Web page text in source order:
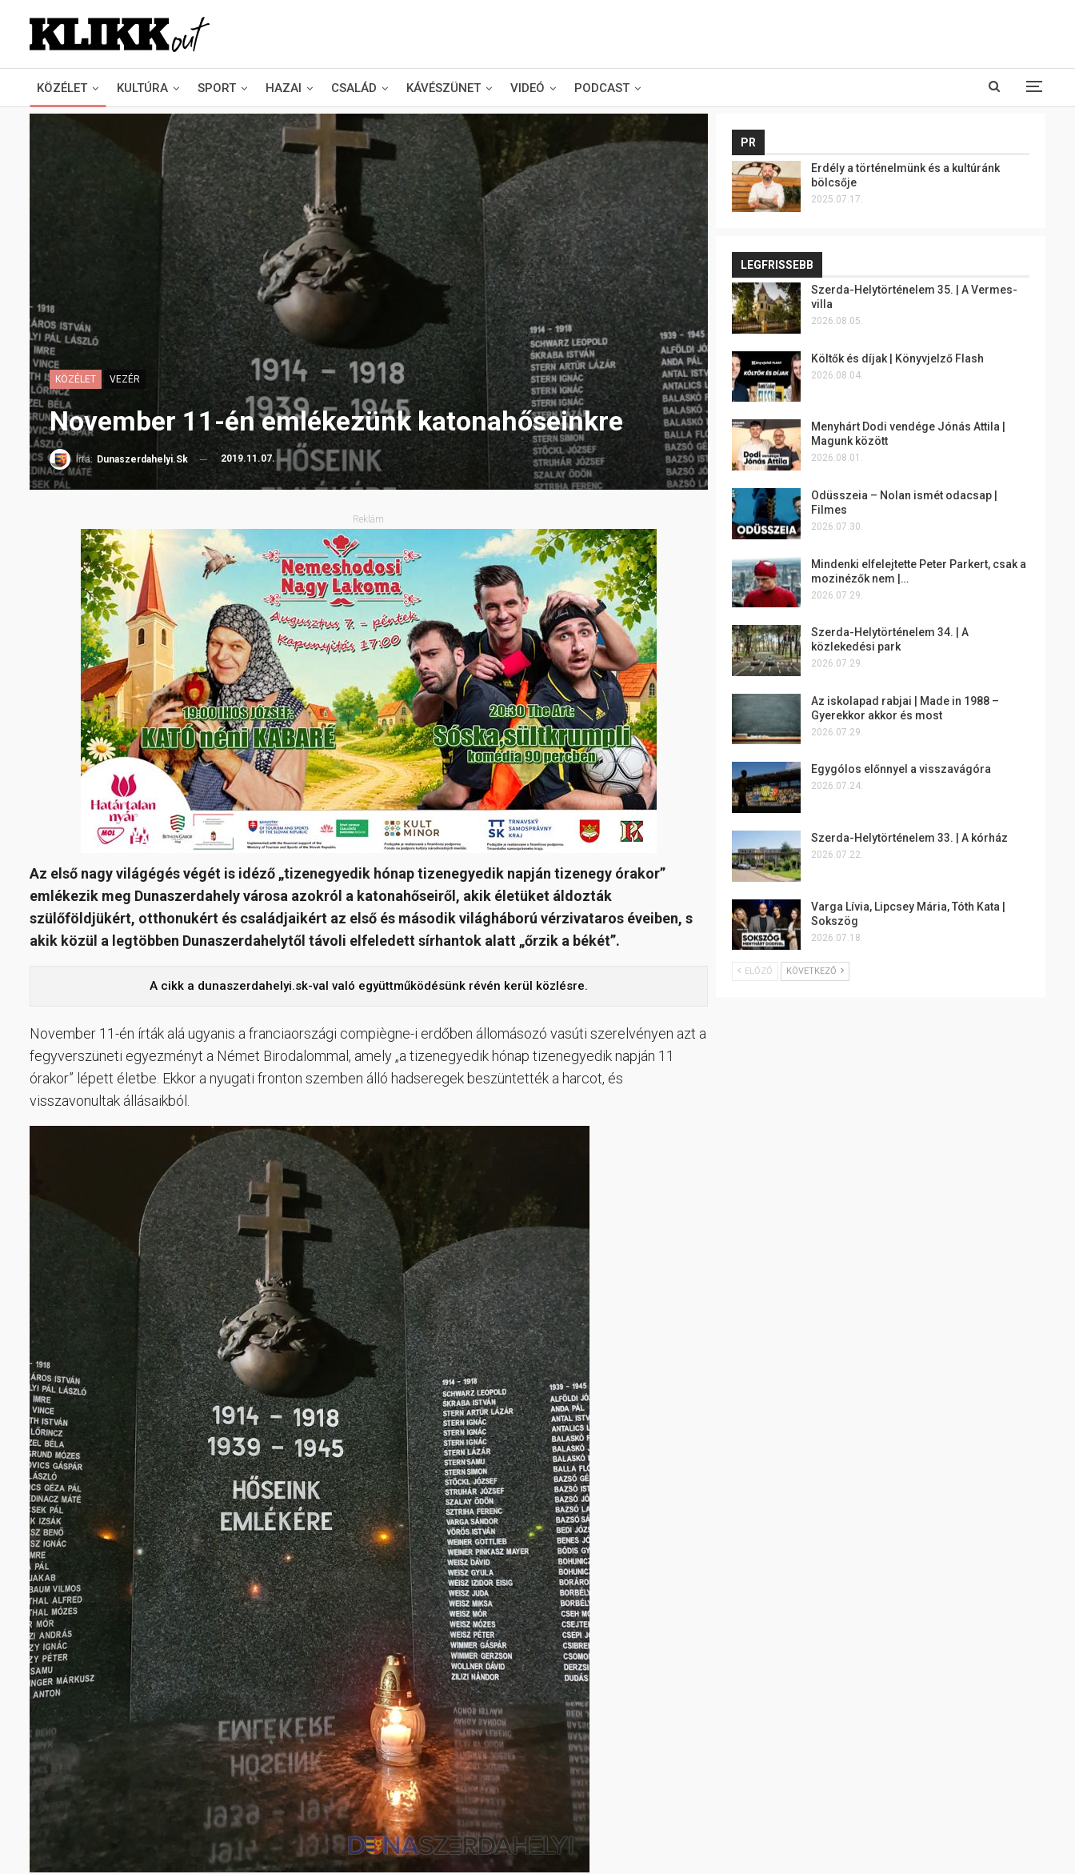
KÖZÉLET KULTÚRA SPORT HAZAI CSALÁD KÁVÉSZÜNET VIDEÓ PODCAST
KÖZÉLET VEZÉR
November 11-én emlékezünk katonahőseinkre
Írta: Dunaszerdahelyi.sk 2019.11.07.
Reklám
Az első nagy világégés végét is idéző „tizenegyedik hónap tizenegyedik napján tizenegy órakor”
emlékezik meg Dunaszerdahely városa azokról a katonahőseiről, akik életüket áldozták
szülőföldjükért, otthonukért és családjaikért az első és második világháború vérzivataros éveiben, s
akik közül a legtöbben Dunaszerdahelytől távoli elfeledett sírhantok alatt „őrzik a békét”.
A cikk a dunaszerdahelyi.sk-val való együttműködésünk révén kerül közlésre.
November 11-én írták alá ugyanis a franciaországi compiègne-i erdőben állomásozó vasúti szerelvényen azt a
fegyverszüneti egyezményt a Német Birodalommal, amely „a tizenegyedik hónap tizenegyedik napján 11
órakor” lépett életbe. Ekkor a nyugati fronton szemben álló hadseregek beszüntették a harcot, és
visszavonultak állásaikból.
PR
Erdély a történelmünk és a kultúránk
bölcsője
2025.07.17.
LEGFRISSEBB
Szerda-Helytörténelem 35. | A Vermes-
villa
2026.08.05.
Költők és díjak | Könyvjelző Flash
2026.08.04.
Menyhárt Dodi vendége Jónás Attila |
Magunk között
2026.08.01.
Odüsszeia – Nolan ismét odacsap |
Filmes
2026.07.30.
Mindenki elfelejtette Peter Parkert, csak a
mozinézők nem |…
2026.07.29.
Szerda-Helytörténelem 34. | A
közlekedési park
2026.07.29.
Az iskolapad rabjai | Made in 1988 –
Gyerekkor akkor és most
2026.07.29.
Egygólos előnnyel a visszavágóra
2026.07.24.
Szerda-Helytörténelem 33. | A kórház
2026.07.22.
Varga Lívia, Lipcsey Mária, Tóth Kata |
Sokszög
2026.07.18.
ELŐZŐ KÖVETKEZŐ